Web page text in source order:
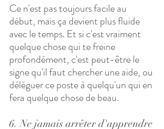
Ce n'est pas toujours facile au
début, mais ça devient plus fluide
avec le temps. Et si c'est vraiment
quelque chose qui te freine
profondément, c'est peut-être le
signe qu'il faut chercher une aide, ou
déléguer ce poste à quelqu'un qui en
fera quelque chose de beau.
6. Ne jamais arrêter d'apprendre